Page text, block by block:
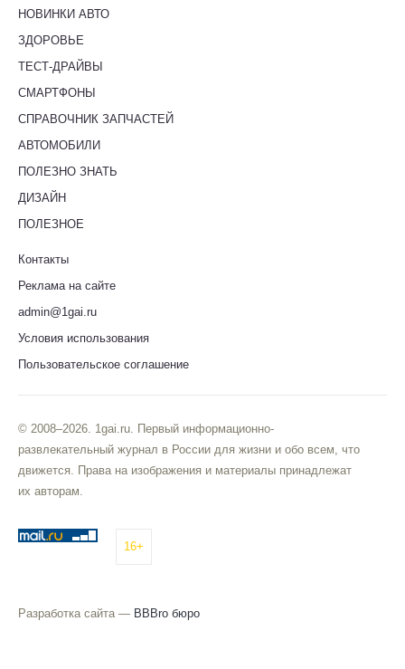
НОВИНКИ АВТО
ЗДОРОВЬЕ
ТЕСТ-ДРАЙВЫ
СМАРТФОНЫ
СПРАВОЧНИК ЗАПЧАСТЕЙ
АВТОМОБИЛИ
ПОЛЕЗНО ЗНАТЬ
ДИЗАЙН
ПОЛЕЗНОЕ
Контакты
Реклама на сайте
admin@1gai.ru
Условия использования
Пользовательское соглашение
© 2008–2026. 1gai.ru. Первый информационно-
развлекательный журнал в России для жизни и обо всем, что
движется. Права на изображения и материалы принадлежат
их авторам.
16+
Разработка сайта — BBBro бюро